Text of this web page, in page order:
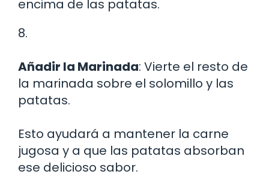
encima de las patatas.
8.
Añadir la Marinada: Vierte el resto de
la marinada sobre el solomillo y las
patatas.
Esto ayudará a mantener la carne
jugosa y a que las patatas absorban
ese delicioso sabor.